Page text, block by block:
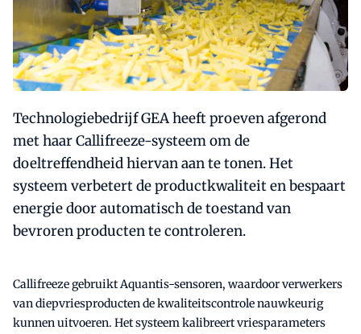
Technologiebedrijf GEA heeft proeven afgerond
met haar Callifreeze-systeem om de
doeltreffendheid hiervan aan te tonen. Het
systeem verbetert de productkwaliteit en bespaart
energie door automatisch de toestand van
bevroren producten te controleren.
Callifreeze gebruikt Aquantis-sensoren, waardoor verwerkers
van diepvriesproducten de kwaliteitscontrole nauwkeurig
kunnen uitvoeren. Het systeem kalibreert vriesparameters